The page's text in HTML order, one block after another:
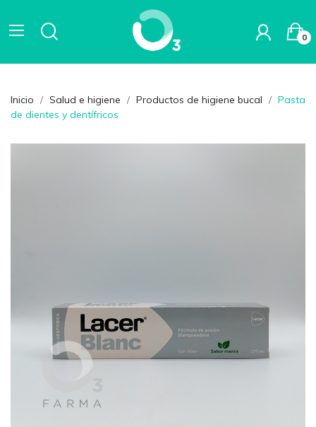
0
Inicio Salud e higiene Productos de higiene bucal
Pasta
de dientes y dentífricos